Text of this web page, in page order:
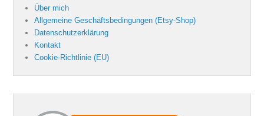
Über mich
Allgemeine Geschäftsbedingungen (Etsy-Shop)
Datenschutzerklärung
Kontakt
Cookie-Richtlinie (EU)